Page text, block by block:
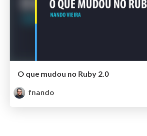
O que mudou no Ruby 2.0
fnando